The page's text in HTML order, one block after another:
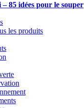
85 idées pour le souper
les produits